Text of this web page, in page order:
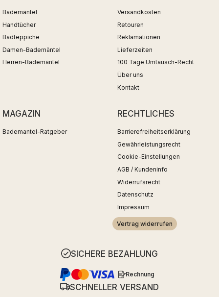
Bademäntel
Handtücher
Badteppiche
Damen-Bademäntel
Herren-Bademäntel
Versandkosten
Retouren
Reklamationen
Lieferzeiten
100 Tage Umtausch-Recht
Über uns
Kontakt
MAGAZIN
Bademantel-Ratgeber
RECHTLICHES
Barrierefreiheitserklärung
Gewährleistungsrecht
Cookie-Einstellungen
AGB / Kundeninfo
Widerrufsrecht
Datenschutz
Impressum
Vertrag widerrufen
SICHERE BEZAHLUNG
Rechnung
SCHNELLER VERSAND